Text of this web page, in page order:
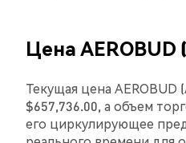
Цена AEROBUD
Текущая цена AEROBUD
$657,736.00, а объем
его циркулирующее